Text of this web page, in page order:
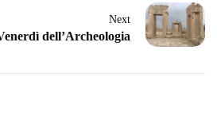
Next
dell’Archeologia